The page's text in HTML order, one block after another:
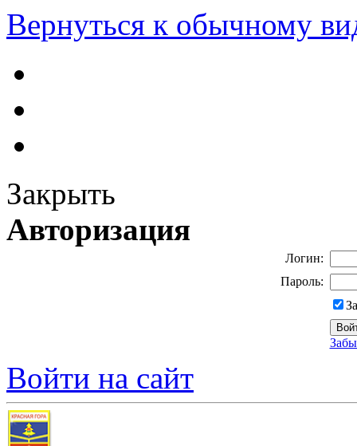
Вернуться к обычному
Закрыть
Авторизация
Логин:
Пароль:
Войти на сайт